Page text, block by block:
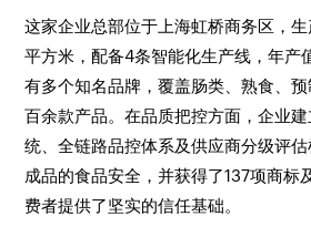
这家企业总部位于上海虹桥商务区，
平方米，配备4条智能化生产线，年产
有多个知名品牌，覆盖肠类、熟食、
百余款产品。在品质把控方面，企业
统、全链路品控体系及供应商分级评
成品的食品安全，并获得了137项商标
费者提供了坚实的信任基础。